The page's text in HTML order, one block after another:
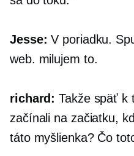
Jesse: V poriadku.
web. milujem to.
richard: Takže späť k
začínali na začiatku,
táto myšlienka? Čo